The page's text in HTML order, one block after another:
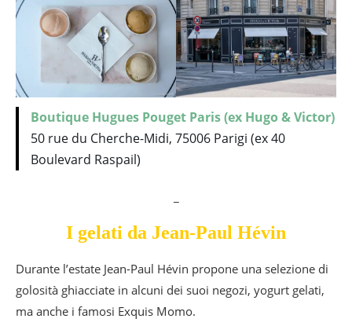
Boutique Hugues Pouget Paris (ex Hugo & Victor)
50 rue du Cherche-Midi, 75006 Parigi (ex 40
Boulevard Raspail)
I gelati da Jean-Paul Hévin
Durante l’estate Jean-Paul Hévin propone una selezione di
golosità ghiacciate in alcuni dei suoi negozi, yogurt gelati,
ma anche i famosi Exquis Momo.